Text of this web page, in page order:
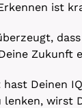
ist
Zukunft
Deinen
wirst